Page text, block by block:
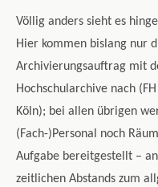
Völlig anders sieht es
Hier kommen bislang nur
Archivierungsauftrag mit
Hochschularchive nach
Köln); bei allen übrigen
(Fach-)Personal noch
Aufgabe bereitgestellt –
zeitlichen Abstands zum